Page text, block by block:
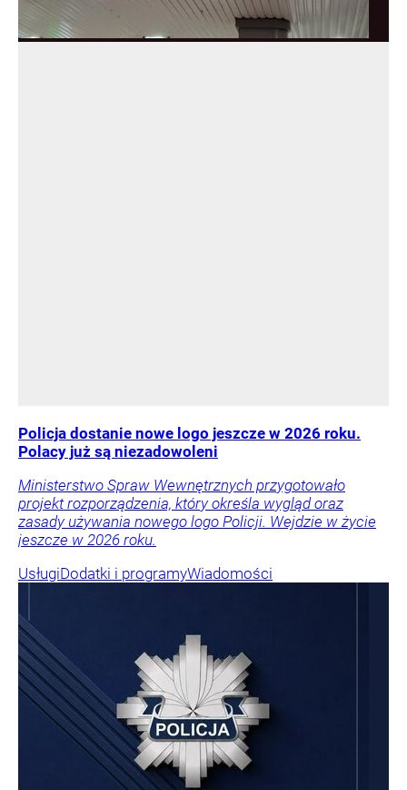
Policja dostanie nowe logo jeszcze w 2026 roku.
Polacy już są niezadowoleni
Ministerstwo Spraw Wewnętrznych przygotowało
projekt rozporządzenia, który określa wygląd oraz
zasady używania nowego logo Policji. Wejdzie w życie
jeszcze w 2026 roku.
UsługiDodatki i programyWiadomości